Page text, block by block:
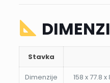
Stavka
Dimenzije 158 x 77.8